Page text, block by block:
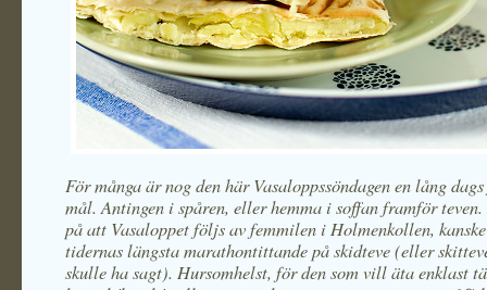
För många är nog den här Vasaloppssöndagen en lång
mål. Antingen i spåren, eller hemma i soffan framför
på att Vasaloppet följs av femmilen i Holmenkollen,
tidernas längsta marathontittande på skidteve (eller
skulle ha sagt). Hursomhelst, för den som vill äta enklast